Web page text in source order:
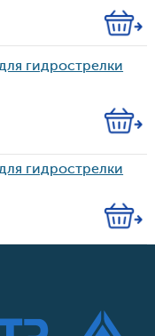
Кол-
во
гидрострелки
Кол-
гидрострелки
Кол-
во